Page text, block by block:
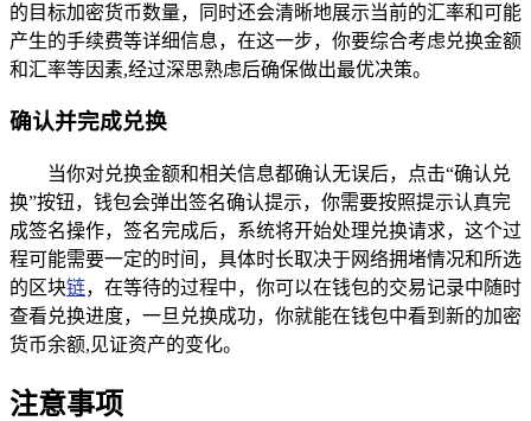
的目标加密货币数量，同时还会清晰地展示当前的汇率和可能
产生的手续费等详细信息，在这一步，你要综合考虑兑换金额
和汇率等因素,经过深思熟虑后确保做出最优决策。
确认并完成兑换
当你对兑换金额和相关信息都确认无误后，点击“确认兑
换”按钮，钱包会弹出签名确认提示，你需要按照提示认真完
成签名操作，签名完成后，系统将开始处理兑换请求，这个过
程可能需要一定的时间，具体时长取决于网络拥堵情况和所选
的区块链，在等待的过程中，你可以在钱包的交易记录中随时
查看兑换进度，一旦兑换成功，你就能在钱包中看到新的加密
货币余额,见证资产的变化。
注意事项